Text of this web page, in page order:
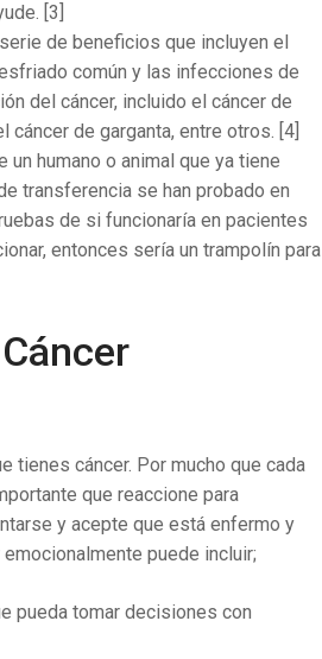
[3]
de beneficios que incluyen el
común y las infecciones de
del cáncer, incluido el cáncer de
cáncer de garganta, entre otros. [4]
humano o animal que ya tiene
transferencia se han probado en
de si funcionaría en pacientes
entonces sería un trampolín para
tienes cáncer. Por mucho que cada
que reaccione para
y acepte que está enfermo y
puede incluir;
pueda tomar decisiones con